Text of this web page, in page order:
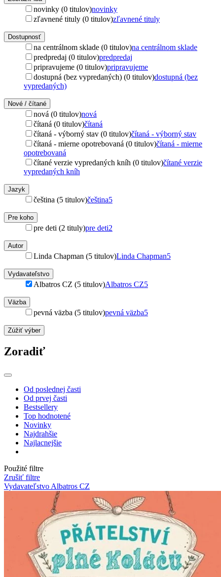
novinky (0 titulov)novinky
zľavnené tituly (0 titulov)zľavnené tituly
Dostupnosť
na centrálnom sklade (0 titulov)na centrálnom sklade
predpredaj (0 titulov)predpredaj
pripravujeme (0 titulov)pripravujeme
dostupná (bez vypredaných) (0 titulov)dostupná (bez
vypredaných)
Nové / čítané
nová (0 titulov)nová
čítaná (0 titulov)čítaná
čítaná - výborný stav (0 titulov)čítaná - výborný stav
čítaná - mierne opotrebovaná (0 titulov)čítaná - mierne
opotrebovaná
čítané verzie vypredaných kníh (0 titulov)čítané verzie
vypredaných kníh
Jazyk
čeština (5 titulov)čeština5
Pre koho
pre deti (2 tituly)pre deti2
Autor
Linda Chapman (5 titulov)Linda Chapman5
Vydavateľstvo
Albatros CZ (5 titulov)Albatros CZ5
Väzba
pevná väzba (5 titulov)pevná väzba5
Zúžiť výber
Zoradiť
Od poslednej časti
Od prvej časti
Bestsellery
Top hodnotené
Novinky
Najdrahšie
Najlacnejšie
Použité filtre
Zrušiť filtre
Vydavateľstvo Albatros CZ